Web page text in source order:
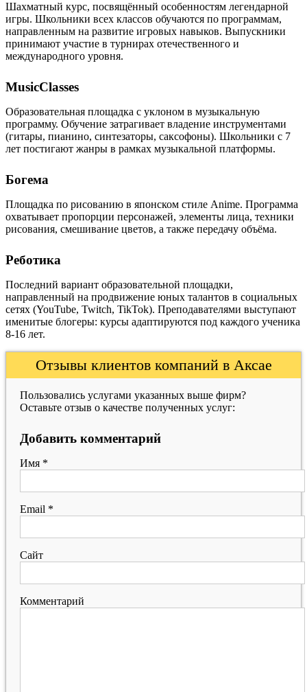
Шахматный курс, посвящённый особенностям легендарной
игры. Школьники всех классов обучаются по программам,
направленным на развитие игровых навыков. Выпускники
принимают участие в турнирах отечественного и
международного уровня.
MusicClasses
Образовательная площадка с уклоном в музыкальную
программу. Обучение затрагивает владение инструментами
(гитары, пианино, синтезаторы, саксофоны). Школьники с 7
лет постигают жанры в рамках музыкальной платформы.
Богема
Площадка по рисованию в японском стиле Anime. Программа
охватывает пропорции персонажей, элементы лица, техники
рисования, смешивание цветов, а также передачу объёма.
Реботика
Последний вариант образовательной площадки,
направленный на продвижение юных талантов в социальных
сетях (YouTube, Twitch, TikTok). Преподавателями выступают
именитые блогеры: курсы адаптируются под каждого ученика
8-16 лет.
Отзывы клиентов компаний в Аксае
Пользовались услугами указанных выше фирм?
Оставьте отзыв о качестве полученных услуг:
Добавить комментарий
Имя *
Email *
Сайт
Комментарий